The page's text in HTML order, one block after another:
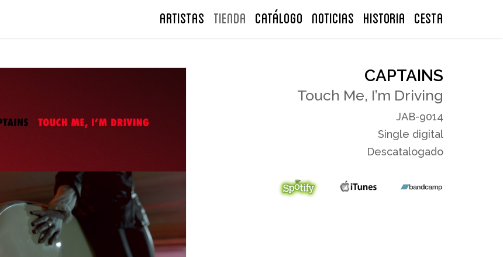
CESTA
ARTISTAS TIENDA Catálogo NOTICIAS Historia
CAPTAINS
Touch Me, I’m Driving
JAB-9014
Single digital
Descatalogado